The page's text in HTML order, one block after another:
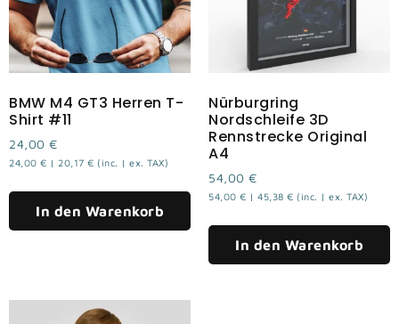
BMW M4 GT3 Herren T-
Shirt #11
24,00 €
24,00 € | 20,17 € (inc. | ex. TAX)
In den Warenkorb
Nürburgring
Nordschleife 3D
Rennstrecke Original
A4
54,00 €
54,00 € | 45,38 € (inc. | ex. TAX)
In den Warenkorb